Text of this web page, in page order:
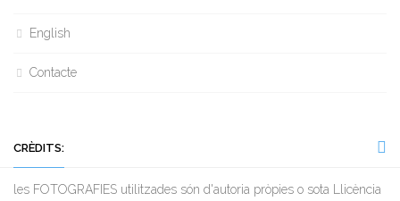
English
Contacte
CRÈDITS:
les FOTOGRAFIES utilitzades són d'autoria pròpies o sota Llicència